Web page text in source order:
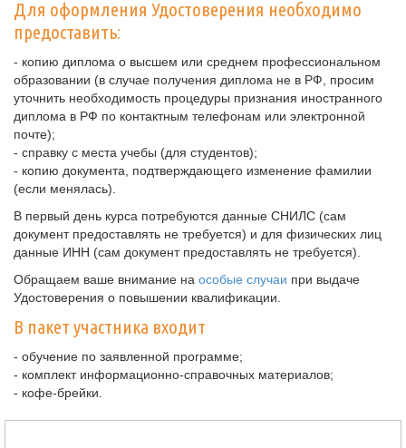
Для оформления Удостоверения необходимо
предоставить:
- копию диплома о высшем или среднем профессиональном
образовании (в случае получения диплома не в РФ, просим
уточнить необходимость процедуры признания иностранного
диплома в РФ по контактным телефонам или электронной
почте);
- справку с места учебы (для студентов);
- копию документа, подтверждающего изменение фамилии
(если менялась).
В первый день курса потребуются данные СНИЛС (сам
документ предоставлять не требуется) и для физических лиц
данные ИНН (сам документ предоставлять не требуется).
Обращаем ваше внимание на особые случаи при выдаче
Удостоверения о повышении квалификации.
В пакет участника входит
- обучение по заявленной программе;
- комплект информационно-справочных материалов;
- кофе-брейки.